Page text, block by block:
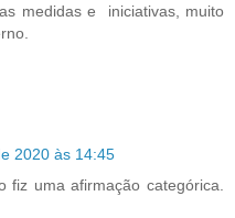
medidas e iniciativas, muito
2020 às 14:45
uma afirmação categórica.